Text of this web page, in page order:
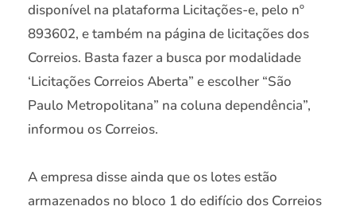
disponível na plataforma Licitações-e, pelo nº
893602, e também na página de licitações dos
Correios. Basta fazer a busca por modalidade
‘Licitações Correios Aberta” e escolher “São
Paulo Metropolitana” na coluna dependência”,
informou os Correios.
A empresa disse ainda que os lotes estão
armazenados no bloco 1 do edifício dos Correios